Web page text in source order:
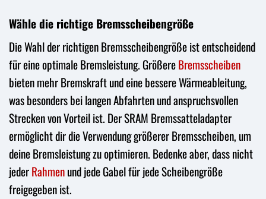
Wähle die richtige Bremsscheibengröße
Die Wahl der richtigen Bremsscheibengröße ist entscheidend
für eine optimale Bremsleistung. GrößereBremsscheiben
bieten mehr Bremskraft und eine bessere Wärmeableitung,
was besonders bei langen Abfahrten und anspruchsvollen
Strecken von Vorteil ist. Der SRAM Bremssatteladapter
ermöglicht dir die Verwendung größerer Bremsscheiben, um
deine Bremsleistung zu optimieren. Bedenke aber, dass nicht
jederRahmenund jede Gabel für jede Scheibengröße
freigegeben ist.